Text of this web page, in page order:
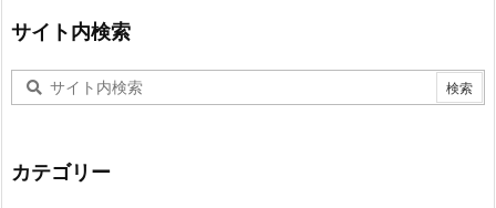
サイト内検索
カテゴリー